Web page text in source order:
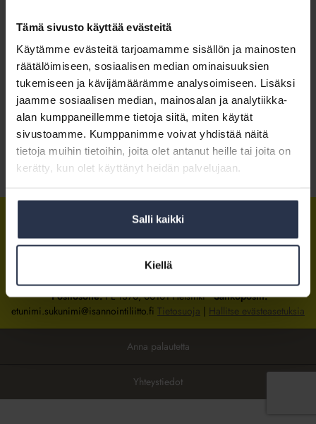
Tämä sivusto käyttää evästeitä
Käytämme evästeitä tarjoamamme sisällön ja mainosten
räätälöimiseen, sosiaalisen median ominaisuuksien
tukemiseen ja kävijämäärämme analysoimiseen. Lisäksi
jaamme sosiaalisen median, mainosalan ja analytiikka-
alan kumppaneillemme tietoja siitä, miten käytät
sivustoamme. Kumppanimme voivat yhdistää näitä
tietoja muihin tietoihin, joita olet antanut heille tai joita on
kerätty, kun olet käyttänyt heidän palvelujaan.
Salli kaikki
Kiellä
Tämä osio on rajattu
Isännöintiliiton jäsenyritysten
henkilökunnalle
Kirjaudu sisään
Tietoa jäsenyydestä
IsännöintiliittoIsännöintiliittoIsännöintiliitto
Isännöintiliiton toimistosijaitsee Hakaniemessä Helsingissä.
Postiosoite:PL 1370, 00101 HelsinkiSähköpostit:
etunimi.sukunimi@isannointiliitto.fi Tietosuoja | Hallitse evästeasetuksia
Anna palautetta
Yhteystiedot